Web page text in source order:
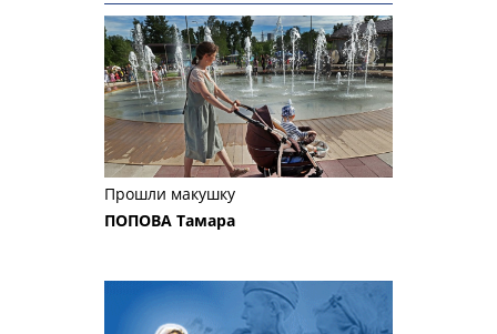
Прошли макушку
ПОПОВА Тамара